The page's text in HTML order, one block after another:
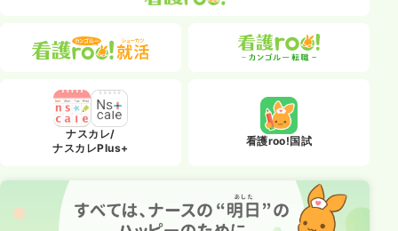
ナスカレ/
ナスカレPlus+
看護roo!国試